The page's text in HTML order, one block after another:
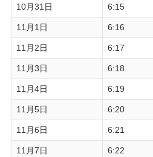
10月31日 6:15
11月1日 6:16
11月2日 6:17
11月3日 6:18
11月4日 6:19
11月5日 6:20
11月6日 6:21
11月7日 6:22